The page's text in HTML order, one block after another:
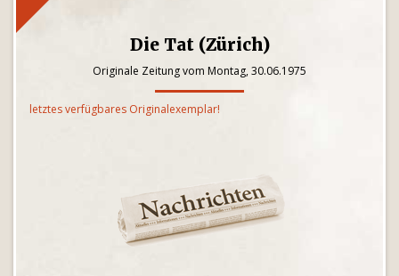
Die Tat (Zürich)
Originale Zeitung vom Montag, 30.06.1975
letztes verfügbares Originalexemplar!